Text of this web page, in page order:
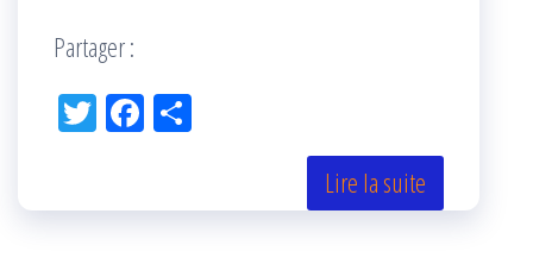
Partager :
Tw Fac
k r
Lire la suite